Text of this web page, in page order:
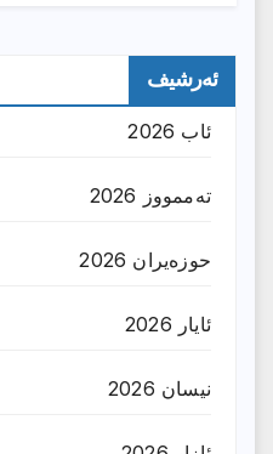
ئەرشیف
ئاب 2026
تەممووز 2026
حوزه‌یران 2026
ئایار 2026
نیسان 2026